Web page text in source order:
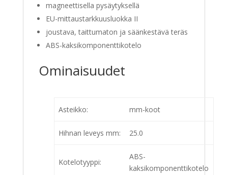
magneettisella pysäytyksellä
EU-mittaustarkkuusluokka II
joustava, taittumaton ja säänkestävä teräs
ABS-kaksikomponenttikotelo
Ominaisuudet
Asteikko: mm-koot
Hihnan leveys mm: 25.0
Kotelotyyppi:
ABS-
kaksikomponenttikotelo